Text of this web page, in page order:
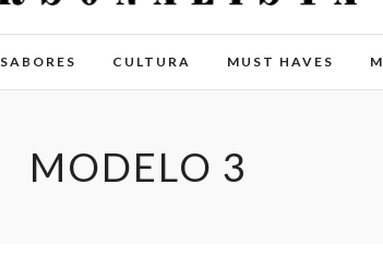
SABORES CULTURA MUST HAVES
MODELO 3